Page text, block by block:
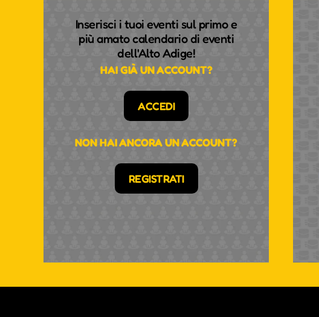
Inserisci i tuoi eventi sul primo e
più amato calendario di eventi
dell'Alto Adige!
HAI GIÀ UN ACCOUNT?
ACCEDI
NON HAI ANCORA UN ACCOUNT?
REGISTRATI